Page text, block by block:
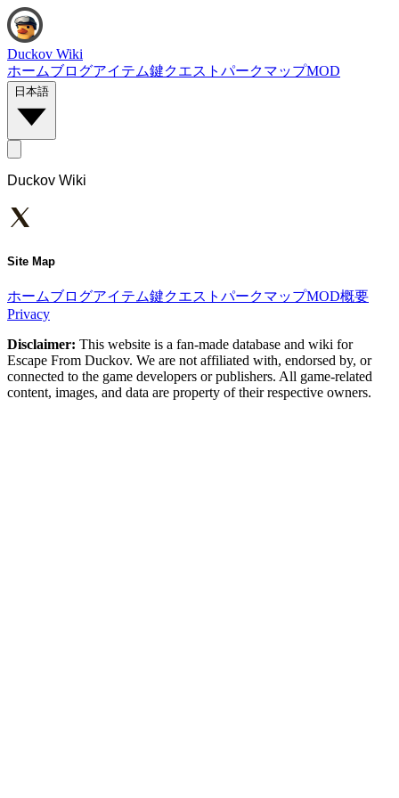
Duckov Wiki
ホームブログアイテム鍵クエスト パークマップMOD
日本語
Duckov Wiki
Site Map
ホームブログアイテム鍵クエスト パークマップMOD概要
Privacy
Disclaimer: This website is a fan-made database and wiki for
Escape From Duckov. We are not affiliated with, endorsed by, or
connected to the game developers or publishers. All game-related
content, images, and data are property of their respective owners.